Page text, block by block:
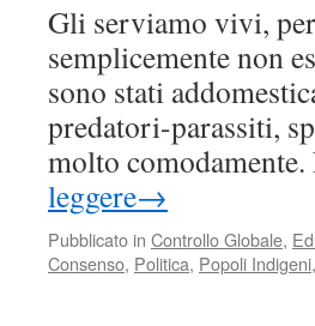
Gli serviamo vivi,
semplicemente non
sono stati
predatori-parassiti,
molto
leggere→
Pubblicato in Controllo Globale,
Consenso, Politica, Popoli Indigeni,